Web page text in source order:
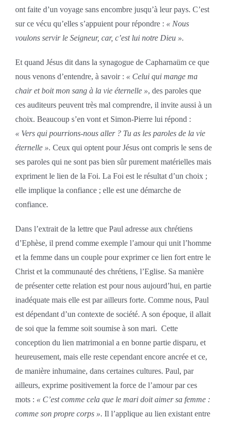
ont faite d’un voyage sans encombre jusqu’à leur pays. C’est
sur ce vécu qu’elles s’appuient pour répondre : « Nous
voulons servir le Seigneur, car, c’est lui notre Dieu ».
Et quand Jésus dit dans la synagogue de Capharnaüm ce que
nous venons d’entendre, à savoir : « Celui qui mange ma
chair et boit mon sang à la vie éternelle », des paroles que
ces auditeurs peuvent très mal comprendre, il invite aussi à un
choix. Beaucoup s’en vont et Simon-Pierre lui répond :
« Vers qui pourrions-nous aller ? Tu as les paroles de la vie
éternelle ». Ceux qui optent pour Jésus ont compris le sens de
ses paroles qui ne sont pas bien sûr purement matérielles mais
expriment le lien de la Foi. La Foi est le résultat d’un choix ;
elle implique la confiance ; elle est une démarche de
confiance.
Dans l’extrait de la lettre que Paul adresse aux chrétiens
d’Ephèse, il prend comme exemple l’amour qui unit l’homme
et la femme dans un couple pour exprimer ce lien fort entre le
Christ et la communauté des chrétiens, l’Eglise. Sa manière
de présenter cette relation est pour nous aujourd’hui, en partie
inadéquate mais elle est par ailleurs forte. Comme nous, Paul
est dépendant d’un contexte de société. A son époque, il allait
de soi que la femme soit soumise à son mari. Cette
conception du lien matrimonial a en bonne partie disparu, et
heureusement, mais elle reste cependant encore ancrée et ce,
de manière inhumaine, dans certaines cultures. Paul, par
ailleurs, exprime positivement la force de l’amour par ces
mots : « C’est comme cela que le mari doit aimer sa femme :
comme son propre corps ». Il l’applique au lien existant entre